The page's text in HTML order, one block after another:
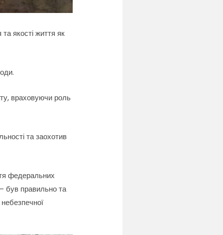
якості життя як
враховуючи роль
та заохотив
федеральних
був правильно та